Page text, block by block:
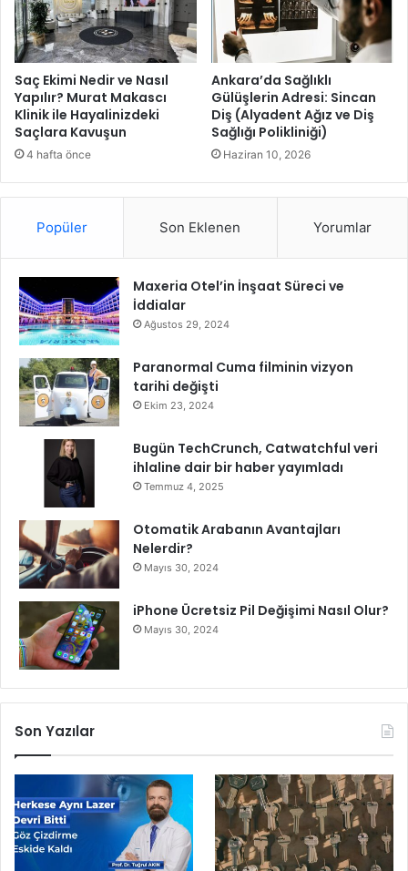
K
a
l
m
a
d
ı
Saç Ekimi Nedir ve Nasıl
Yapılır? Murat Makascı
Klinik ile Hayalinizdeki
Saçlara Kavuşun
4 hafta önce
Ankara’da Sağlıklı
Gülüşlerin Adresi: Sincan
Diş (Alyadent Ağız ve Diş
Sağlığı Polikliniği)
Haziran 10, 2026
Popüler Son Eklenen Yorumlar
Maxeria Otel’in İnşaat Süreci ve
İddialar
Ağustos 29, 2024
Paranormal Cuma filminin vizyon
tarihi değişti
Ekim 23, 2024
Bugün TechCrunch, Catwatchful veri
ihlaline dair bir haber yayımladı
Temmuz 4, 2025
Otomatik Arabanın Avantajları
Nelerdir?
Mayıs 30, 2024
iPhone Ücretsiz Pil Değişimi Nasıl Olur?
Mayıs 30, 2024
Son Yazılar